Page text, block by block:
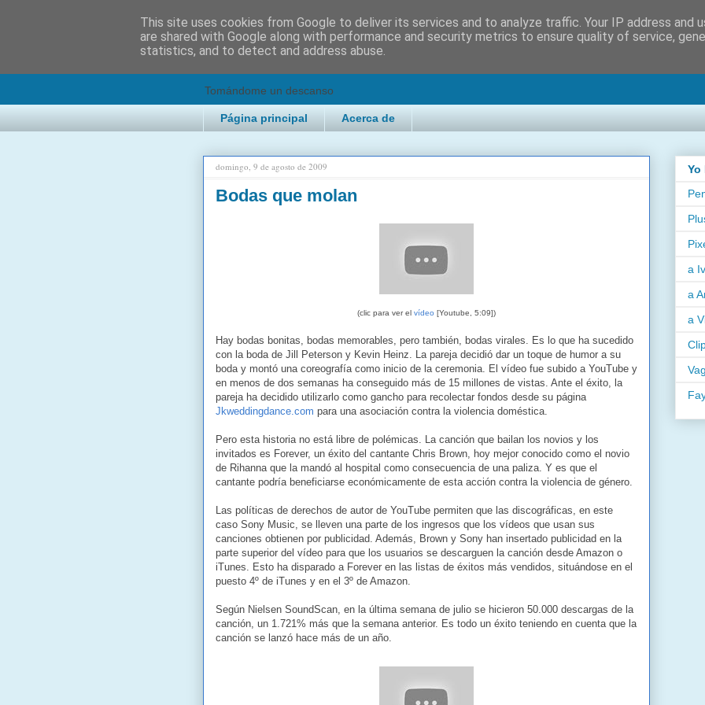
2KChTes
Tomándome un descanso
Página principal Acerca de
domingo, 9 de agosto de 2009
Bodas que molan
(clic para ver el vídeo [Youtube, 5:09])
Hay bodas bonitas, bodas memorables, pero también, bodas virales. Es lo que ha sucedido
con la boda de Jill Peterson y Kevin Heinz. La pareja decidió dar un toque de humor a su
boda y montó una coreografía como inicio de la ceremonia. El vídeo fue subido a YouTube y
en menos de dos semanas ha conseguido más de 15 millones de vistas. Ante el éxito, la
pareja ha decidido utilizarlo como gancho para recolectar fondos desde su página
Jkweddingdance.com para una asociación contra la violencia doméstica.
Pero esta historia no está libre de polémicas. La canción que bailan los novios y los
invitados es Forever, un éxito del cantante Chris Brown, hoy mejor conocido como el novio
de Rihanna que la mandó al hospital como consecuencia de una paliza. Y es que el
cantante podría beneficiarse económicamente de esta acción contra la violencia de género.
Las políticas de derechos de autor de YouTube permiten que las discográficas, en este
caso Sony Music, se lleven una parte de los ingresos que los vídeos que usan sus
canciones obtienen por publicidad. Además, Brown y Sony han insertado publicidad en la
parte superior del vídeo para que los usuarios se descarguen la canción desde Amazon o
iTunes. Esto ha disparado a Forever en las listas de éxitos más vendidos, situándose en el
puesto 4º de iTunes y en el 3º de Amazon.
Según Nielsen SoundScan, en la última semana de julio se hicieron 50.000 descargas de la
canción, un 1.721% más que la semana anterior. Es todo un éxito teniendo en cuenta que la
canción se lanzó hace más de un año.
Yo
a
a
a
This site uses cookies from Google to deliver its services and to analyze traffic. Your IP address and
are shared with Google along with performance and security metrics to ensure quality of service,
statistics, and to detect and address abuse.